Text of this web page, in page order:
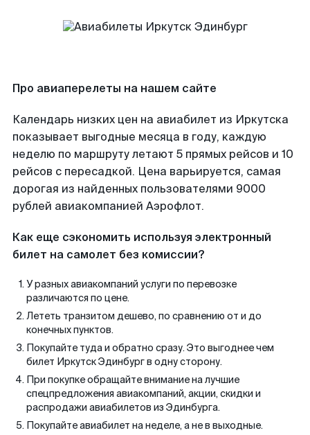
Про авиаперелеты на нашем сайте
Календарь низких цен на авиабилет из Иркутска
показывает выгодные месяца в году, каждую
неделю по маршруту летают 5 прямых рейсов и 10
рейсов с пересадкой. Цена варьируется, самая
дорогая из найденных пользователями 9000
рублей авиакомпанией Аэрофлот.
Как еще сэкономить используя электронный
билет на самолет без комиссии?
У разных авиакомпаний услуги по перевозке
различаются по цене.
Лететь транзитом дешево, по сравнению от и до
конечных пунктов.
Покупайте туда и обратно сразу. Это выгоднее чем
билет Иркутск Эдинбург в одну сторону.
При покупке обращайте внимание на лучшие
спецпредложения авиакомпаний, акции, скидки и
распродажи авиабилетов из Эдинбурга.
Покупайте авиабилет на неделе, а не в выходные.